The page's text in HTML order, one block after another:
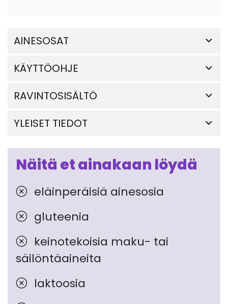
AINESOSAT
KÄYTTÖOHJE
RAVINTOSISÄLTÖ
YLEISET TIEDOT
Näitä et ainakaan löydä
eläinperäisiä ainesosia
gluteenia
keinotekoisia maku- tai
säilöntäaineita
laktoosia